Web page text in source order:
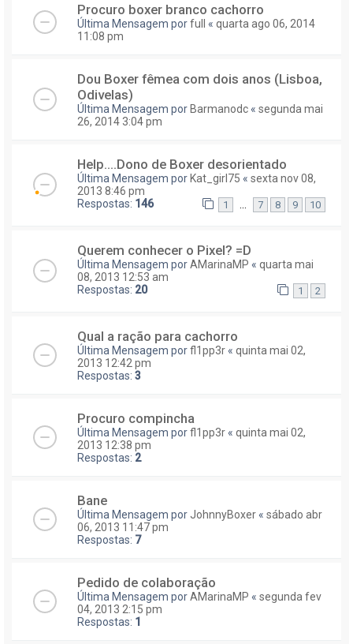
Procuro boxer branco cachorro
Última Mensagem porfull « quarta ago 06, 2014
11:08 pm
Dou Boxer fêmea com dois anos (Lisboa,
Odivelas)
Última Mensagem por Barmanodc « segunda mai
26, 2014 3:04 pm
Help....Dono de Boxer desorientado
Última Mensagem por Kat_girl75 « sexta nov 08,
2013 8:46 pm
Respostas: 146 1 7 8 9 10
Querem conhecer o Pixel? =D
Última Mensagem porAMarinaMP « quarta mai
08, 2013 12:53 am
Respostas: 20 1 2
Qual a ração para cachorro
Última Mensagem porfl1pp3r « quinta mai 02,
2013 12:42 pm
Respostas: 3
Procuro compincha
Última Mensagem porfl1pp3r « quinta mai 02,
2013 12:38 pm
Respostas: 2
Bane
Última Mensagem por JohnnyBoxer « sábado abr
06, 2013 11:47 pm
Respostas: 7
Pedido de colaboração
Última Mensagem porAMarinaMP « segunda fev
04, 2013 2:15 pm
Respostas: 1